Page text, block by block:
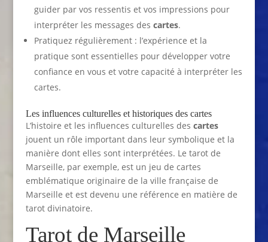
guider par vos ressentis et vos impressions pour
interpréter les messages des cartes.
Pratiquez régulièrement : l’expérience et la
pratique sont essentielles pour développer votre
confiance en vous et votre capacité à interpréter les
cartes.
Les influences culturelles et historiques des cartes
L’histoire et les influences culturelles des cartes
jouent un rôle important dans leur symbolique et la
manière dont elles sont interprétées. Le tarot de
Marseille, par exemple, est un jeu de cartes
emblématique originaire de la ville française de
Marseille et est devenu une référence en matière de
tarot divinatoire.
Tarot de Marseille